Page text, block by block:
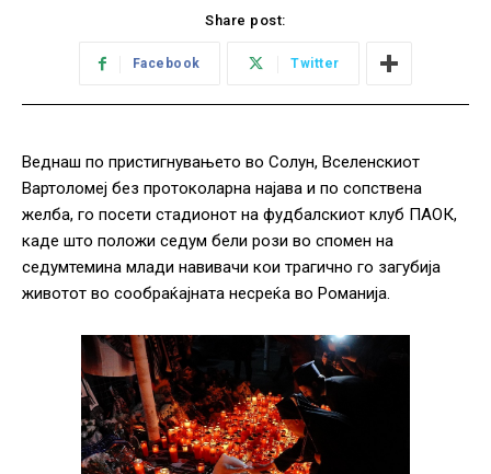
Share post:
Facebook Twitter
Веднаш по пристигнувањето во Солун, Вселенскиот
Вартоломеј без протоколарна најава и по сопствена
желба, го посети стадионот на фудбалскиот клуб ПАОК,
каде што положи седум бели рози во спомен на
седумтемина млади навивачи кои трагично го загубија
животот во сообраќајната несреќа во Романија.